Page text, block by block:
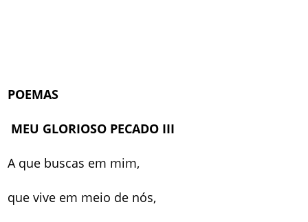
POEMAS
MEU GLORIOSO PECADO III
A que buscas em mim,
que vive em meio de nós,